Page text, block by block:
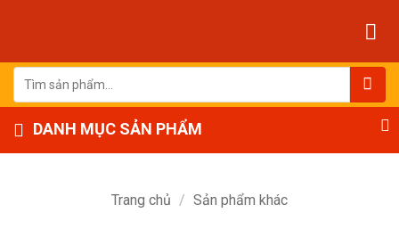
dung
Tìm
kiếm:
DANH MỤC SẢN PHẨM
Trang chủ / Sản phẩm khác